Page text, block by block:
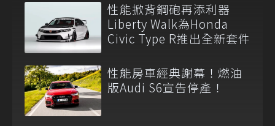
性能掀背鋼砲再添利器
Liberty Walk為Honda
Civic Type R推出全新套件
性能房車經典謝幕！燃油
版Audi S6宣告停產！